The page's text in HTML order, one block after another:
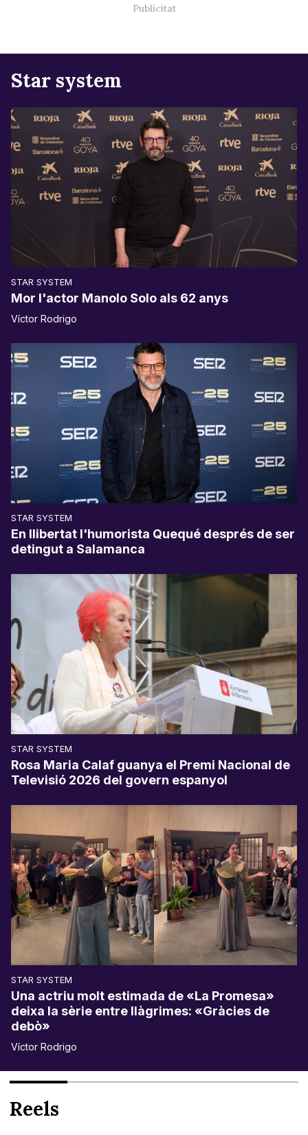
Star system
STAR SYSTEM
Mor l'actor Manolo Solo als 62 anys
Víctor Rodrigo
STAR SYSTEM
En llibertat l'humorista Quequé després de ser
detingut a Salamanca
STAR SYSTEM
Rosa Maria Calaf guanya el Premi Nacional de
Televisió 2026 del govern espanyol
STAR SYSTEM
Una actriu molt estimada de «La Promesa»
deixa la sèrie entre llàgrimes: «Gràcies de
debò»
Víctor Rodrigo
Reels